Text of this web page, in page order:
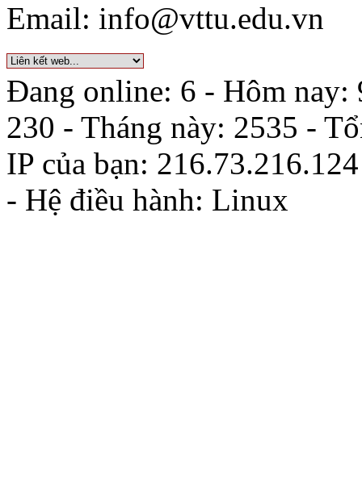
Email: info@vttu.edu.vn
Đang online: 6 - Hôm nay:
230 - Tháng này: 2535 -
IP của bạn:
- Hệ điều hành: Linux